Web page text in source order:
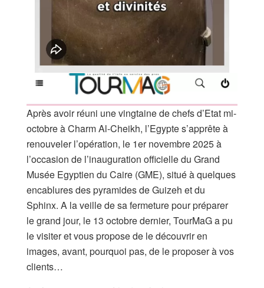
Après avoir réuni une vingtaine de chefs d’Etat mi-
octobre à Charm Al-Cheikh, l’Egypte s’apprête à
renouveler l’opération, le 1er novembre 2025 à
l’occasion de l’inauguration officielle du Grand
Musée Egyptien du Caire (GME), situé à quelques
encablures des pyramides de Guizeh et du
Sphinx. A la veille de sa fermeture pour préparer
le grand jour, le 13 octobre dernier, TourMaG a pu
le visiter et vous propose de le découvrir en
images, avant, pourquoi pas, de le proposer à vos
clients…